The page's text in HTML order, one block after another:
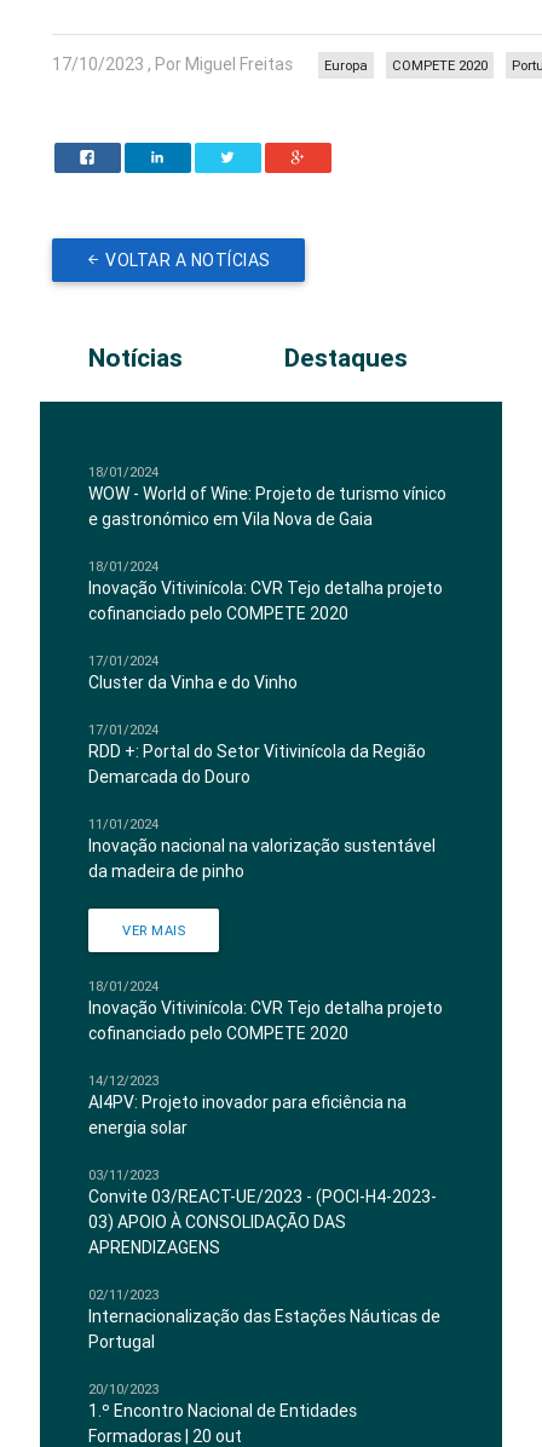
17/10/2023 , Por Miguel Freitas COMPETE 2020
Europa
VOLTAR A NOTÍCIAS
Notícias Destaques
18/01/2024
WOW - World of Wine: Projeto de turismo vínico
e gastronómico em Vila Nova de Gaia
18/01/2024
Inovação Vitivinícola: CVR Tejo detalha projeto
cofinanciado pelo COMPETE 2020
17/01/2024
Cluster da Vinha e do Vinho
17/01/2024
RDD +: Portal do Setor Vitivinícola da Região
Demarcada do Douro
11/01/2024
Inovação nacional na valorização sustentável
da madeira de pinho
VER MAIS
18/01/2024
Inovação Vitivinícola: CVR Tejo detalha projeto
cofinanciado pelo COMPETE 2020
14/12/2023
AI4PV: Projeto inovador para eficiência na
energia solar
03/11/2023
Convite 03/REACT-UE/2023 - (POCI-H4-2023-
03) APOIO À CONSOLIDAÇÃO DAS
APRENDIZAGENS
02/11/2023
Internacionalização das Estações Náuticas de
Portugal
20/10/2023
1.º Encontro Nacional de Entidades
Formadoras | 20 out